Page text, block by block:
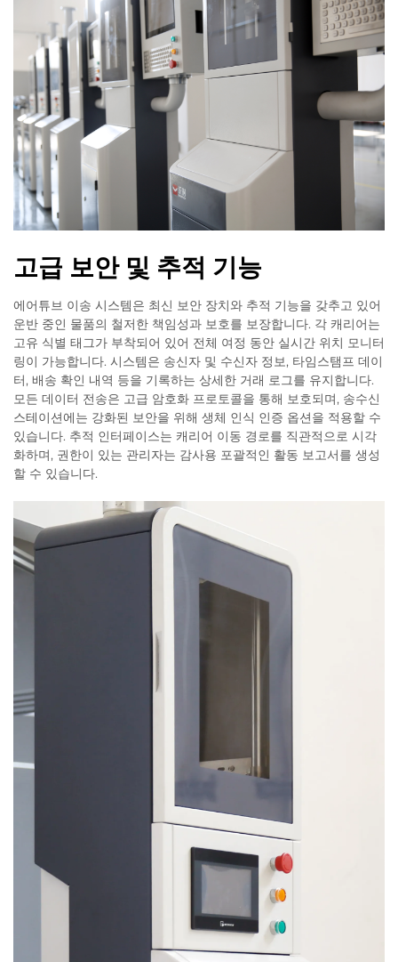
고급 보안 및 추적 기능
에어튜브 이송 시스템은 최신 보안 장치와 추적 기능을 갖추고 있어
운반 중인 물품의 철저한 책임성과 보호를 보장합니다. 각 캐리어는
고유 식별 태그가 부착되어 있어 전체 여정 동안 실시간 위치 모니터
링이 가능합니다. 시스템은 송신자 및 수신자 정보, 타임스탬프 데이
터, 배송 확인 내역 등을 기록하는 상세한 거래 로그를 유지합니다.
모든 데이터 전송은 고급 암호화 프로토콜을 통해 보호되며, 송수신
스테이션에는 강화된 보안을 위해 생체 인식 인증 옵션을 적용할 수
있습니다. 추적 인터페이스는 캐리어 이동 경로를 직관적으로 시각
화하며, 권한이 있는 관리자는 감사용 포괄적인 활동 보고서를 생성
할 수 있습니다.